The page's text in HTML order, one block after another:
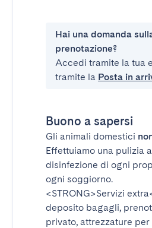
Hai una domanda
prenotazione?
Accedi tramite la tua
tramite la Posta in
Buono a sapersi
Gli animali domestici
Effettuiamo una pulizia
disinfezione di ogni
ogni soggiorno.
<STRONG>Servizi
deposito bagagli,
privato, attrezzature